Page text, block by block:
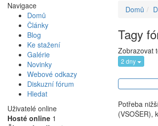
Navigace
Domů
Články
Blog
Ke stažení
Galérie
Novinky
Webové odkazy
Diskuzní fórum
Hledat
Uživatelé online
Hosté online 1
Domů
Tagy
Zobrazovat
2 dny
Potřeba
(VSOŠER),